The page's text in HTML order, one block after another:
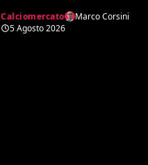
Tottenham
Calciomercato
Marco Corsini
5 Agosto 2026